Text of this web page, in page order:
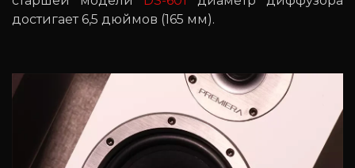
достигает 6,5 дюймов (165 мм).